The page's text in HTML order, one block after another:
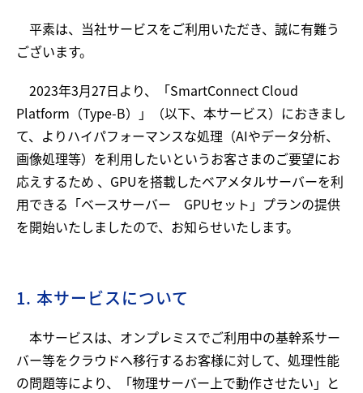
平素は、当社サービスをご利用いただき、誠に有難う
ございます。
2023年3月27日より、「SmartConnect Cloud
Platform（Type-B）」（以下、本サービス）におきまし
て、よりハイパフォーマンスな処理（AIやデータ分析、
画像処理等）を利用したいというお客さまのご要望にお
応えするため 、GPUを搭載したベアメタルサーバーを利
用できる「ベースサーバー GPUセット」プランの提供
を開始いたしましたので、お知らせいたします。
1. 本サービスについて
本サービスは、オンプレミスでご利用中の基幹系サー
バー等をクラウドへ移行するお客様に対して、処理性能
の問題等により、「物理サーバー上で動作させたい」と